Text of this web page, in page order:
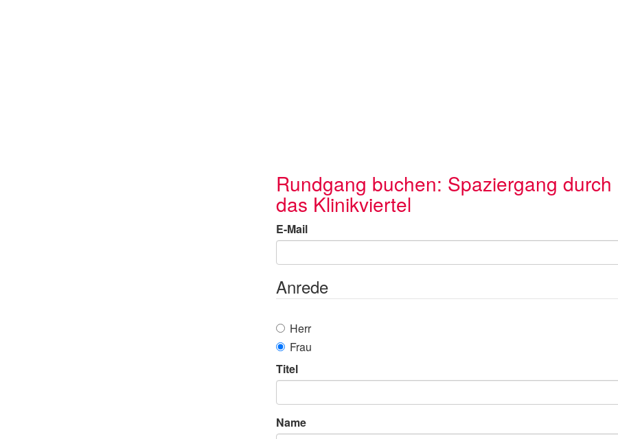
Rundgang buchen: Spaziergang durch
das Klinikviertel
E-Mail
Anrede
Herr
Frau
Titel
Name